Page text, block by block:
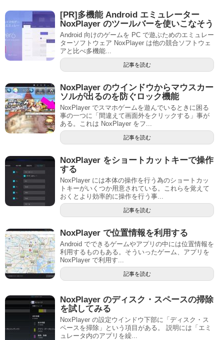
[PR]多機能 Android エミュレーター
NoxPlayer のツールバーを使いこなそう
Android 向けのゲームを PC で遊ぶためのエミュレー
ターソフトウェア NoxPlayer は他の競合ソフトウェ
アと比べ多機能...
記事を読む
NoxPlayer のウインドウからマウスカー
ソルが出るのを防ぐロック機能
NoxPlayer でスマホゲームを遊んでいるときに困る
事の一つに「間違えて画面外をクリックする」事が
ある。これは NoxPlayer をフ...
記事を読む
NoxPlayer をショートカットキーで操作
する
NoxPlayer には本体の操作を行う為のショートカッ
トキーがいくつか用意されている。これらを覚えて
おくとより効率的に操作を行う事...
記事を読む
NoxPlayer で位置情報を利用する
Android でできるゲームやアプリの中には位置情報を
利用するものもある。そういったゲーム、アプリを
NoxPlayer で利用す...
記事を読む
NoxPlayer のディスク・スペースの掃除
を試してみる
NoxPlayer の設定ウインドウ下部に「ディスク・ス
ペースを掃除」という項目がある。 説明には「エミ
ュレータ内のアプリを繰...